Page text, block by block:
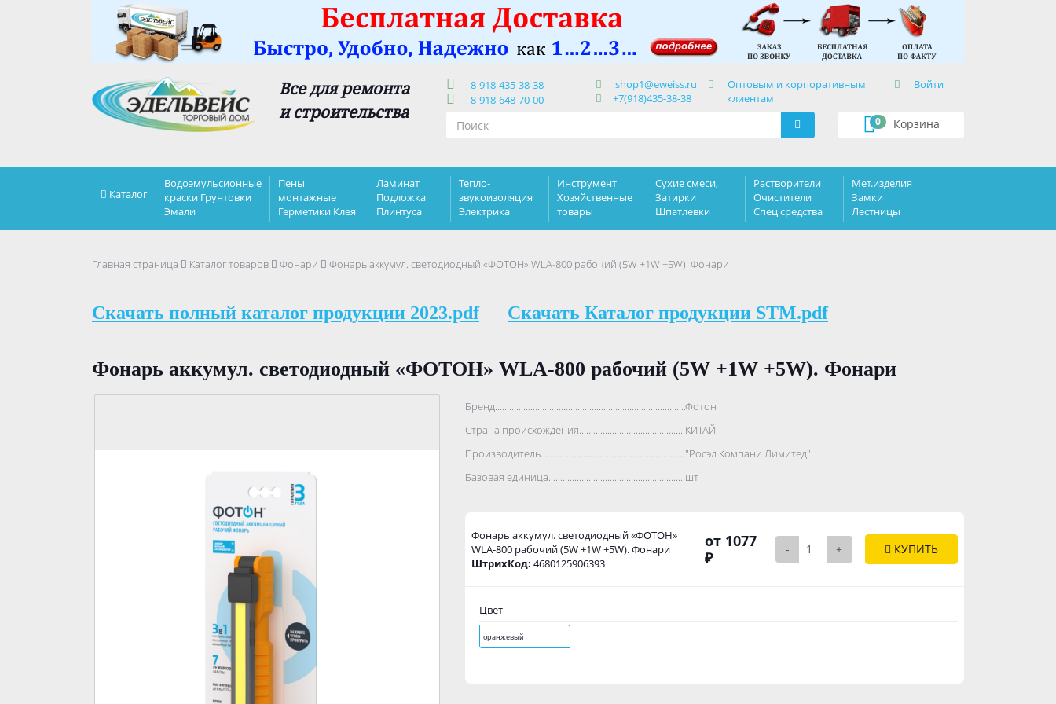
Все для ремонта
и строительства
8-918-435-38-38
8-918-648-70-00
shop1@eweiss.ru
+7(918)435-38-38
Оптовым и корпоративным
клиентам
Войти
Корзина
0
Каталог
Водоэмульсионные
краски Грунтовки
Эмали
Пены
монтажные
Герметики Клея
Ламинат
Подложка
Плинтуса
Тепло-
звукоизоляция
Электрика
Инструмент
Хозяйственные
товары
Сухие смеси,
Затирки
Шпатлевки
Растворители
Очистители
Спец средства
Мет.изделия
Замки
Лестницы
Главная страница Каталог товаров Фонари Фонарь аккумул. светодиодный «ФОТОН» WLA-800 рабочий (5W +1W +5W). Фонари
Скачать полный каталог продукции 2023.pdf Скачать Каталог продукции STM.pdf
Фонарь аккумул. светодиодный «ФОТОН» WLA-800 рабочий (5W +1W +5W). Фонари
Бренд..................................................................................Фотон
Страна происхождения..................................................................................
КИТАЙ
Производитель.................................................................................."Росэл Компани Лимитед"
Базовая единица..................................................................................
шт
Фонарь аккумул. светодиодный «ФОТОН»
WLA-800 рабочий (5W +1W +5W). Фонари
ШтрихКод: 4680125906393
от 1077
₽
- + КУПИТЬ
Цвет
оранжевый